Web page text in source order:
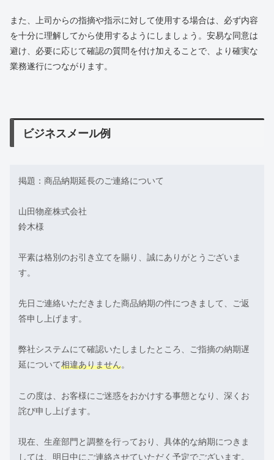
また、上司からの指摘や指示に対して使用する場合は、必ず内容
を十分に理解してから使用するようにしましょう。安易な同意は
避け、必要に応じて確認の質問を付け加えることで、より確実な
業務遂行につながります。
ビジネスメール例
掲題：商品納期延長のご連絡について
山田物産株式会社
鈴木様
平素は格別のお引き立てを賜り、誠にありがとうございま
す。
先日ご連絡いただきました商品納期の件につきまして、ご返
答申し上げます。
弊社システムにて確認いたしましたところ、ご指摘の納期遅
延について相違ありません。
この度は、お客様にご迷惑をおかけする事態となり、深くお
詫び申し上げます。
現在、生産部門と調整を行っており、具体的な納期につきま
しては、明日中にご連絡させていただく予定でございます。